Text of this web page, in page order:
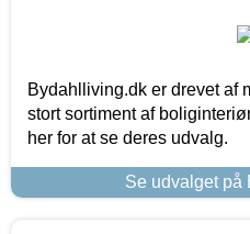
Bydahlliving.dk er drevet af
stort sortiment af
her for at se deres udvalg.
Se udvalget på